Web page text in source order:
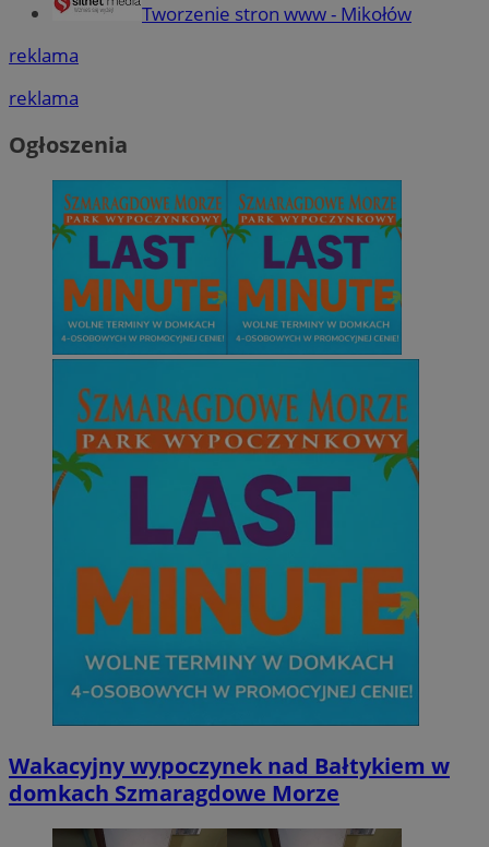
Tworzenie stron www - Mikołów
reklama
reklama
Ogłoszenia
Wakacyjny wypoczynek nad Bałtykiem w
domkach Szmaragdowe Morze